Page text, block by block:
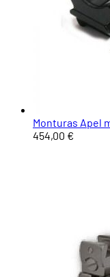
Monturas Apel
454,00 €